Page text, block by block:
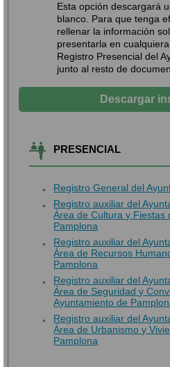
Esta opción descargará
blanco. Para que tenga
rellenar la información
presentarla en
Registro Presencial del
junto al resto de
Descargar
PRESENCIAL
Registro General del
Registro auxiliar del
Área de Cultura y Fiestas
Pamplona
Registro auxiliar del
Área de Recursos
Pamplona
Registro auxiliar del
Área de Seguridad y
Ayuntamiento de
Registro auxiliar del
Área de Urbanismo y
Pamplona